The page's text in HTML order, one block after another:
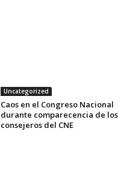
Uncategorized
Caos en el Congreso Nacional
durante comparecencia de los
consejeros del CNE